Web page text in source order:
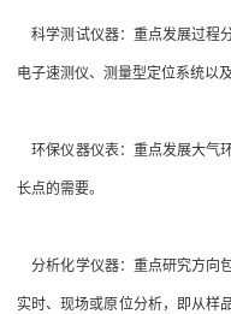
科学测试仪器：重点发展过程
电子速测仪、测量型定位系统以
环保仪器仪表：重点发展大气
长点的需要。
分析化学仪器：重点研究方向
实时、现场或原位分析，即从样